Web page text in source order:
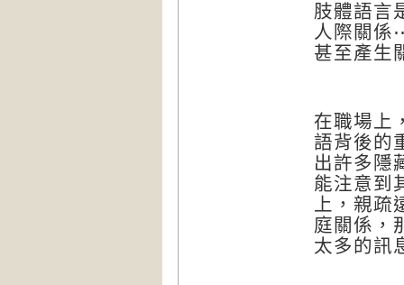
肢體語言
人際關係
甚至產生
在職場上
語背後的
出許多隱
能注意到
上，親
庭關係，
太多的訊